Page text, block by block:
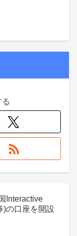
Interactive
)の口座を開設